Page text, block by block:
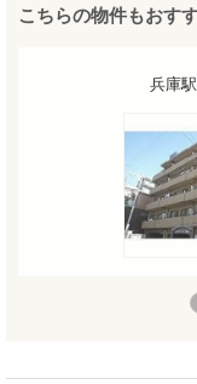
こちらの物件もおす
兵庫駅